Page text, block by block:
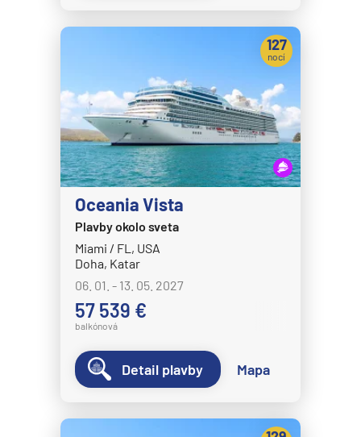
Explora Journeys
Explora I
Explora II
Explora III
Explora IV
Explora V
Explora VI
Hapag-Lloyd Cruises
HANSEATIC inspiration
HANSEATIC nature
HANSEATIC spirit
MS Bremen
MS Europa
Oceania Vista
Plavby okolo sveta
Miami / FL, USA
Doha, Katar
06. 01. - 13. 05. 2027
57 539 €
balkónová
127
nocí
Detail plavby Mapa